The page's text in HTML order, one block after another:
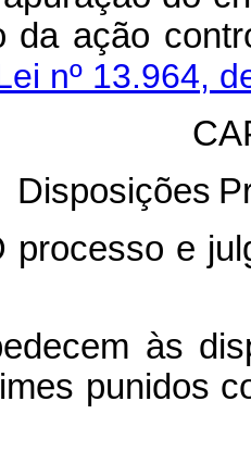
da ação
nº 13.964,
Disposições
e
às
punidos